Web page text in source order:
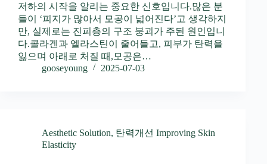
저하의 시작을 알리는 중요한 신호입니다.많은 분
들이 ‘피지가 많아서 모공이 넓어진다’고 생각하지
만, 실제로는 진피층의 구조 붕괴가 주된 원인입니
다.콜라겐과 엘라스틴이 줄어들고, 피부가 탄력을
잃으며 아래로 처질 때,모공은…
gooseyoung
2025-07-03
Aesthetic Solution, 탄력개선 Improving Skin
Elasticity